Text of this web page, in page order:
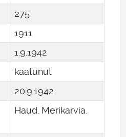
275
1911
1 91942
kaatunut
2091942
Haud. Merikarvia.